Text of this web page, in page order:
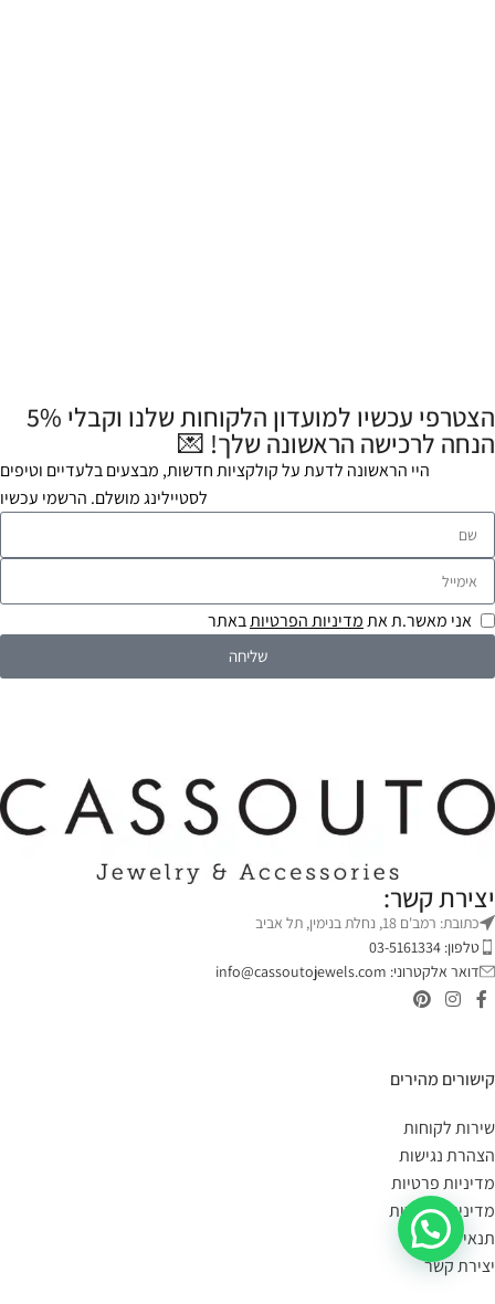
הצטרפי עכשיו למועדון הלקוחות שלנו וקבלי 5%
הנחה לרכישה הראשונה שלך! 💌
היי הראשונה לדעת על קולקציות חדשות, מבצעים בלעדיים וטיפים
לסטיילינג מושלם. הרשמי עכשיו
אני מאשר.ת אתמדיניות הפרטיותבאתר
שליחה
יצירת קשר:
כתובת: רמב'ם 18, נחלת בנימין, תל אביב
טלפון: 03-5161334
דואר אלקטרוני: info@cassoutojewels.com
קישורים מהירים
שירות לקוחות
הצהרת נגישות
מדיניות פרטיות
מדיניות החזרות
תנאי שימוש
יצירת קשר